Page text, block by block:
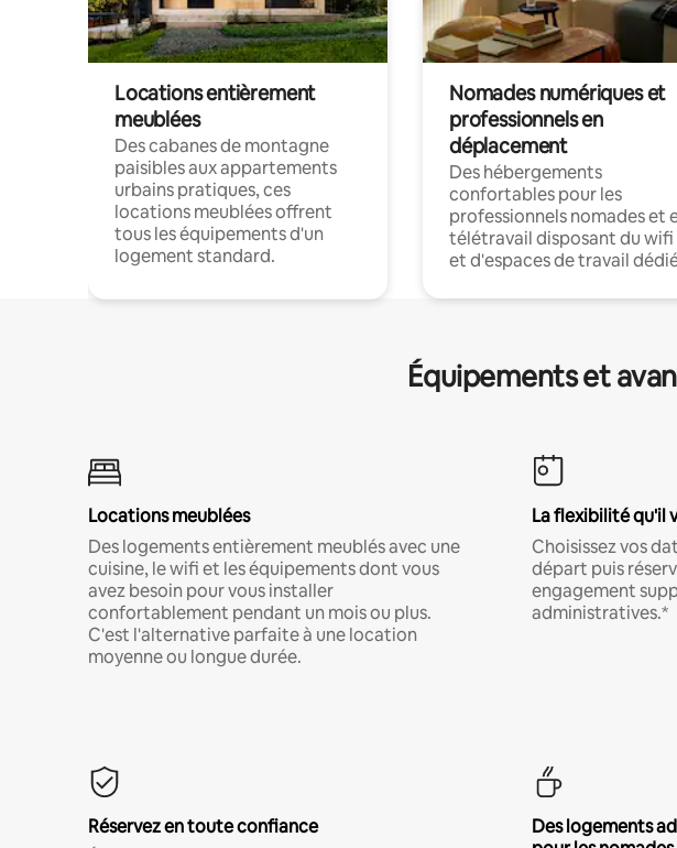
Locations entièrement
meublées
Des cabanes de montagne
paisibles aux appartements
urbains pratiques, ces
locations meublées offrent
tous les équipements d'un
logement standard.
Nomades numériques et
professionnels en
déplacement
Des hébergements
confortables pour les
professionnels nomades et
télétravail disposant du wifi
et d'espaces de travail
Équipements et
Locations meublées
Des logements entièrement meublés avec une
cuisine, le wifi et les équipements dont vous
avez besoin pour vous installer
confortablement pendant un mois ou plus.
C'est l'alternative parfaite à une location
moyenne ou longue durée.
La flexibilité qu'il
Choisissez vos
départ puis
engagement
administratives.*
Réservez en toute confiance
Des logements